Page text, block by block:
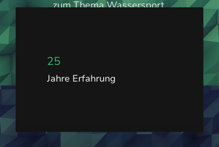
zum Thema Wassersport.
25
Jahre Erfahrung